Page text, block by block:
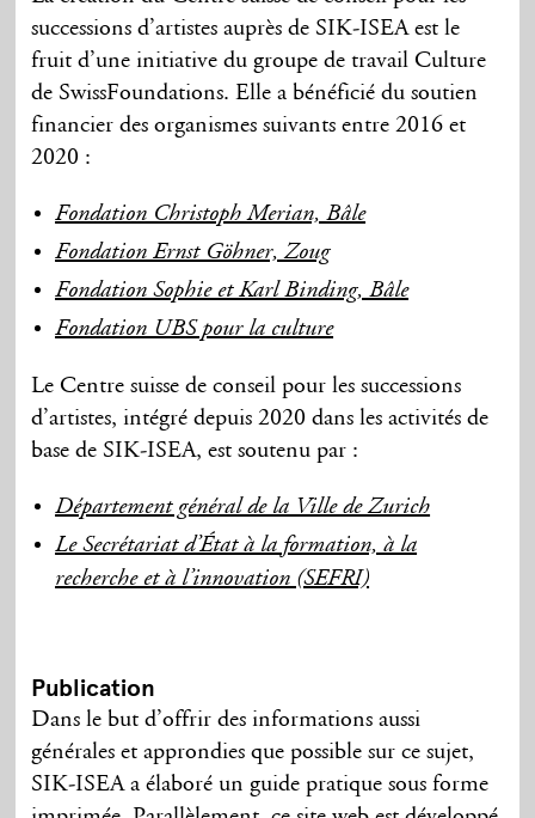
successions d’artistes auprès de SIK-ISEA est le
fruit d’une initiative du groupe de travail Culture
de SwissFoundations. Elle a bénéficié du soutien
financier des organismes suivants entre 2016 et
2020 :
Fondation Christoph Merian, Bâle
Fondation Ernst Göhner, Zoug
Fondation Sophie et Karl Binding, Bâle
Fondation UBS pour la culture
Le Centre suisse de conseil pour les successions
d’artistes, intégré depuis 2020 dans les activités de
base de SIK-ISEA, est soutenu par :
Département général de la Ville de Zurich
Le Secrétariat d’État à la formation, à la
recherche et à l’innovation (SEFRI)
Publication
Dans le but d’offrir des informations aussi
générales et approndies que possible sur ce sujet,
SIK-ISEA a élaboré un guide pratique sous forme